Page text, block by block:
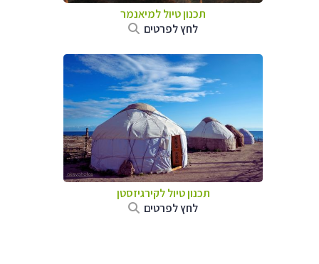
תכנון טיוללמיאנמר
לחץ לפרטים
תכנון טיוללקירגיזסטן
לחץ לפרטים